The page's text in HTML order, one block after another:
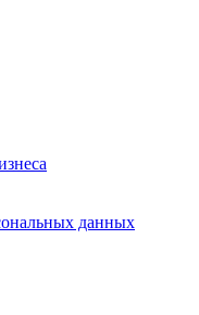
данных